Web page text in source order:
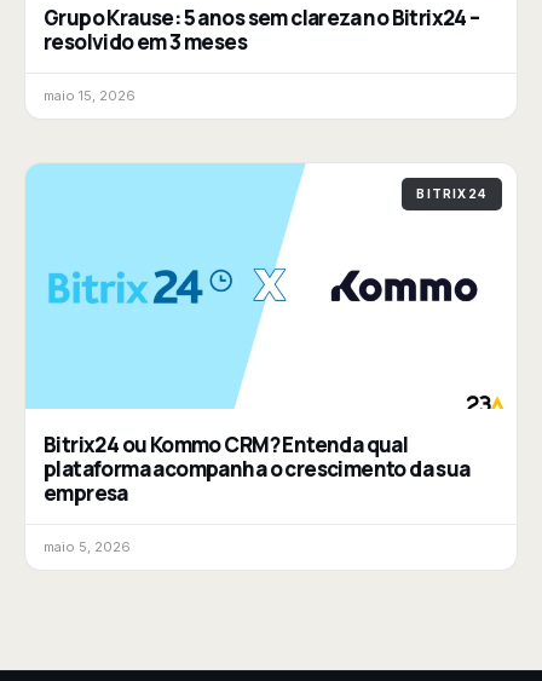
Grupo Krause: 5 anos sem clareza no Bitrix24 –
resolvido em 3 meses
maio 15, 2026
BITRIX24
Bitrix24 ou Kommo CRM? Entenda qual
plataforma acompanha o crescimento da sua
empresa
maio 5, 2026